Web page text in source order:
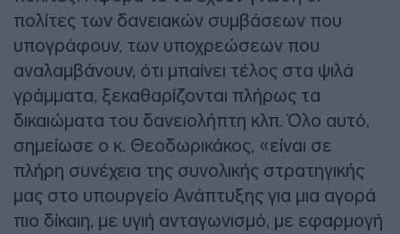
πολίτες των δανειακών συμβάσεων που
υπογράφουν, των υποχρεώσεων που
αναλαμβάνουν, ότι μπαίνει τέλος στα ψιλά
γράμματα, ξεκαθαρίζονται πλήρως τα
δικαιώματα του δανειολήπτη κλπ. Όλο αυτό,
σημείωσε ο κ. Θεοδωρικάκος, «είναι σε
πλήρη συνέχεια της συνολικής στρατηγικής
μας στο υπουργείο Ανάπτυξης για μια αγορά
πιο δίκαιη, με υγιή ανταγωνισμό, με εφαρμογή